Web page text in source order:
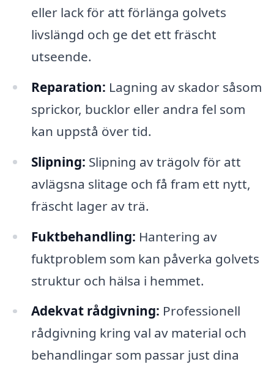
eller lack för att förlänga golvets
livslängd och ge det ett fräscht
utseende.
Reparation: Lagning av skador såsom
sprickor, bucklor eller andra fel som
kan uppstå över tid.
Slipning: Slipning av trägolv för att
avlägsna slitage och få fram ett nytt,
fräscht lager av trä.
Fuktbehandling: Hantering av
fuktproblem som kan påverka golvets
struktur och hälsa i hemmet.
Adekvat rådgivning: Professionell
rådgivning kring val av material och
behandlingar som passar just dina